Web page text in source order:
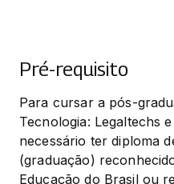
Pré-requisito
Para cursar a pós-
Tecnologia: Legaltechs
necessário ter diploma
(graduação)
Educação do Brasil ou